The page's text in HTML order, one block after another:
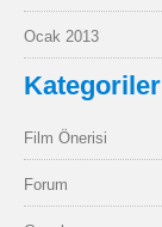
Ocak 2013
Kategoriler
Film Önerisi
Forum